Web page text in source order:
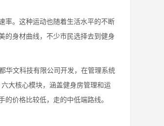
。这种运动也随着生活水平的不断
的身材曲线，不少市民选择去到健身
文科技有限公司开发，在管理系统
大核心模块，涵盖健身房管理和运
价格比较低，走的中低端路线。